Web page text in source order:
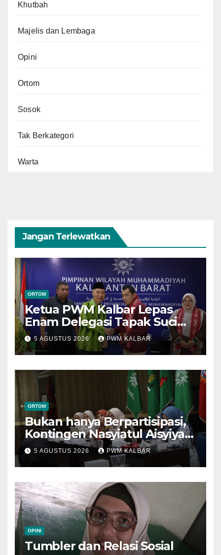
Khutbah
Majelis dan Lembaga
Opini
Ortom
Sosok
Tak Berkategori
Warta
Jangan Terlewatkan
ORTOM
Ketua PWM Kalbar Lepas
Enam Delegasi Tapak Suci
Menuju Muktamar XVI di
Semarang
5 AGUSTUS 2026 PWM KALBAR
ORTOM
Bukan hanya Berpartisipasi,
Kontingen Nasyiatul Aisyiyah
Kalbar Perjuangkan Program
di Muktamar XV
5 AGUSTUS 2026 PWM KALBAR
OPINI
Tumbler dan Relasi Sosial